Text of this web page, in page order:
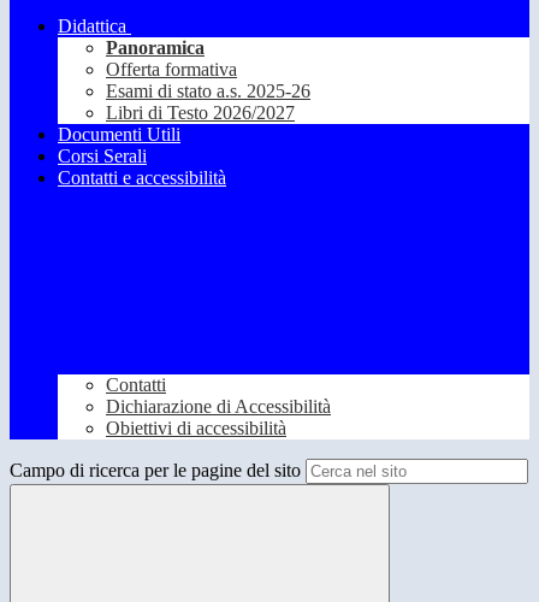
Didattica
Panoramica
Offerta formativa
Esami di stato a.s. 2025-26
Libri di Testo 2026/2027
Documenti Utili
Corsi Serali
Contatti e accessibilità
Contatti
Dichiarazione di Accessibilità
Obiettivi di accessibilità
Campo di ricerca per le pagine del sito